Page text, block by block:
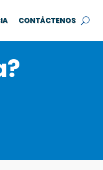
CONTÁCTENOS